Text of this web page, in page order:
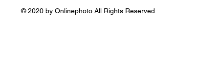
© 2020 by Onlinephoto All Rights Reserved.